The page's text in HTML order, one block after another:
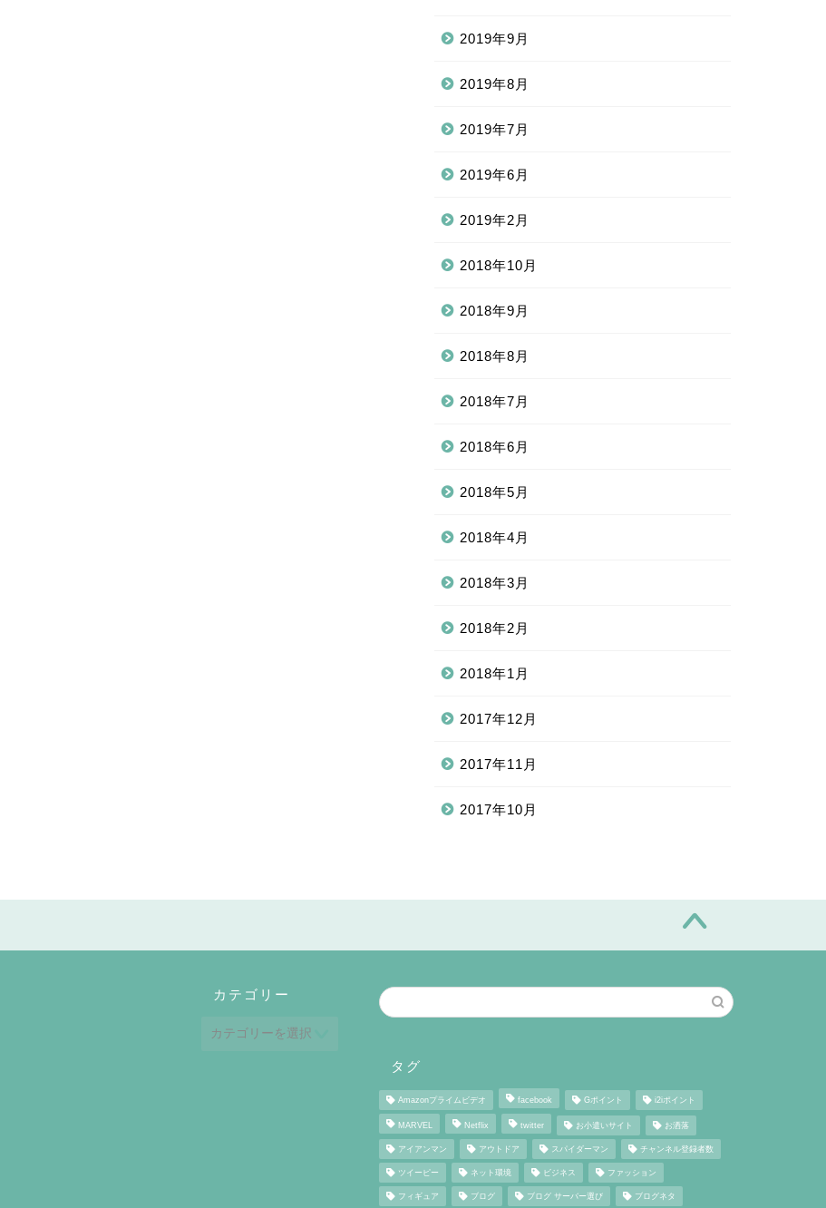
2019年9月
2019年8月
2019年7月
2019年6月
2019年2月
2018年10月
2018年9月
2018年8月
2018年7月
2018年6月
2018年5月
2018年4月
2018年3月
2018年2月
2018年1月
2017年12月
2017年11月
2017年10月
カテゴリー
タグ
Amazonプライムビデオ facebook Gポイント i2iポイント
MARVEL Netflix twitter お小遣いサイト お洒落
アイアンマン アウトドア スパイダーマン チャンネル登録者数
ツイーピー ネット環境 ビジネス ファッション
フィギュア ブログ ブログ サーバー選び ブログネタ